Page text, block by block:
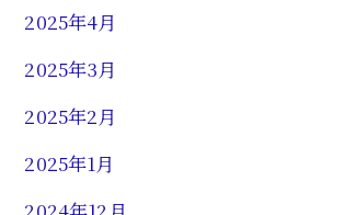
2025年4月
2025年3月
2025年2月
2025年1月